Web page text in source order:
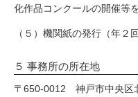
化作品コンクールの開催等
（５）機関紙の発行（年２回
５ 事務所の所在地
〒650-0012 神戸市中央区